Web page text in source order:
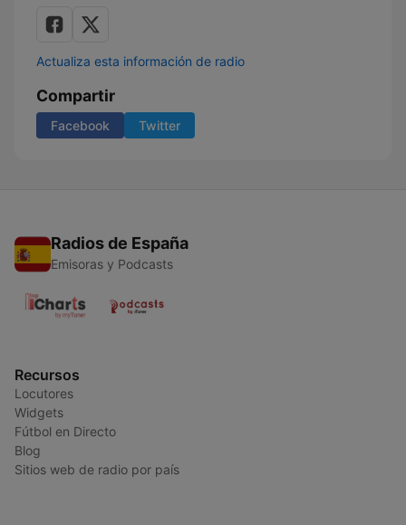
Actualiza esta información de radio
Compartir
Facebook Twitter
Radios de España
Emisoras y Podcasts
Recursos
Locutores
Widgets
Fútbol en Directo
Blog
Sitios web de radio por país